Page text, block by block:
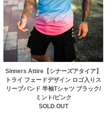
Sinners Attire【シナーズアタイア】
トライ フェードデザイン ロゴ入りス
リーブバンド 半袖Tシャツ ブラック/
ミント/ピンク
SOLD OUT